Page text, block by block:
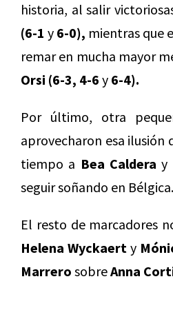
historia, al salir
(6-1 y 6-0), mientras que
remar en mucha mayor
Orsi (6-3, 4-6 y 6-4).
Por último, otra
aprovecharon esa ilusión
tiempo a Bea Caldera y
seguir soñando en Bélgica.
El resto de marcadores
Helena Wyckaert y
Marrero sobreAnna